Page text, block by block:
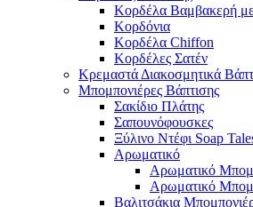
Κορδέλα Βαμβακερή
Κορδόνια
Κορδέλα Chiffon
Κορδέλες Σατέν
Κρεμαστά Διακοσμητικά
Μπομπονιέρες Βάπτισης
Σακίδιο Πλάτης
Σαπουνόφουσκες
Ξύλινο Ντέφι Soap
Αρωματικό
Αρωματικό
Αρωματικό
Βαλιτσάκια